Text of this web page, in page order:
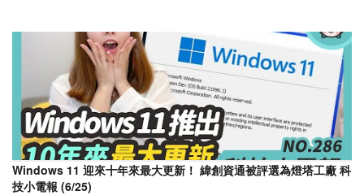
Windows 11 迎來十年來最大更新！ 緯創資通被評選為燈塔工廠 科
技小電報 (6/25)